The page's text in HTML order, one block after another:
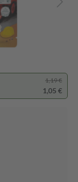
1,19 €
1,05 €